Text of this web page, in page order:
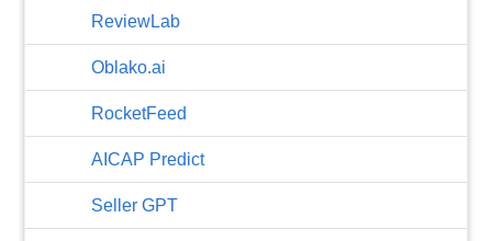
ReviewLab
Oblako.ai
RocketFeed
AICAP Predict
Seller GPT